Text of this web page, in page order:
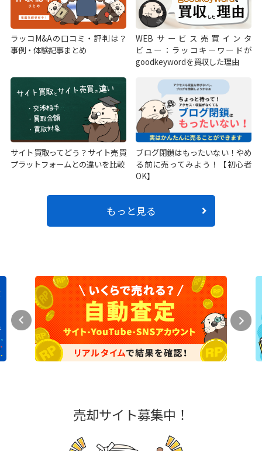
ラッコM&Aの口コミ・評判は？
事例・体験記事まとめ
WEBサービス売買インタ
ビュー：ラッコキーワードが
goodkeywordを買収した理由
サイト買取ってどう？サイト売買
プラットフォームとの違いを比較
ブログ閉鎖はもったいない！やめ
る前に売ってみよう！【初心者
OK】
もっと見る
売却サイト募集中！